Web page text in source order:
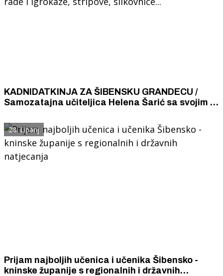
KADNIDATKINJA ZA ŠIBENSKU GRANDECU /
Samozatajna učiteljica Helena Šarić sa svojim je
a rade i igrokaze, stripove, slikovnice...
28. Lipanj
Prijam najboljih učenica i učenika Šibensko -
kninske županije s regionalnih i državnih